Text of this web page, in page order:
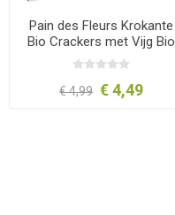
Pain des Fleurs Krokante
Bio Crackers met Vijg Bio
150 gram
€ 4,99 € 4,49